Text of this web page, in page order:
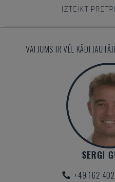
IZTEIKT
VAI JUMS IR VĒL KĀDI
SERGI
+49 162